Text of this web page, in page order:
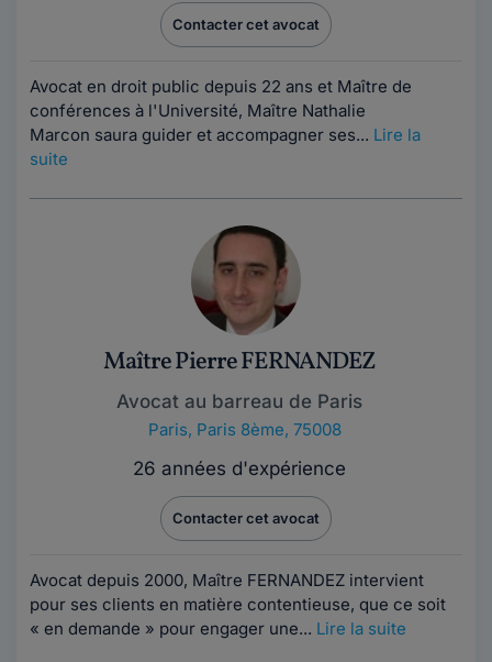
Contacter cet avocat
Avocat en droit public depuis 22 ans et Maître de
conférences à l'Université, Maître Nathalie
Marcon saura guider et accompagner ses... Lire la
suite
Maître Pierre FERNANDEZ
Avocat au barreau de Paris
Paris, Paris 8ème, 75008
26 années d'expérience
Contacter cet avocat
Avocat depuis 2000, Maître FERNANDEZ intervient
pour ses clients en matière contentieuse, que ce soit
« en demande » pour engager une... Lire la suite